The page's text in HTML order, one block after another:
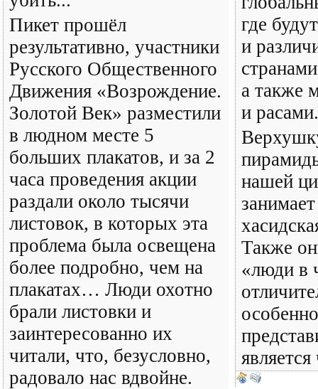
Пикет прошёл
результативно, участники
Русского Общественного
Движения «Возрождение.
Золотой Век» разместили
в людном месте 5
больших плакатов, и за 2
часа проведения акции
раздали около тысячи
листовок, в которых эта
проблема была освещена
более подробно, чем на
плакатах… Люди охотно
брали листовки и
заинтересованно их
читали, что, безусловно,
радовало нас вдвойне.
где
и
а также
и расами.
нашей
Также
«люди в